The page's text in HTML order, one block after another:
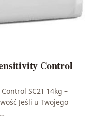
Control
SC21 14kg –
Jeśli u Twojego